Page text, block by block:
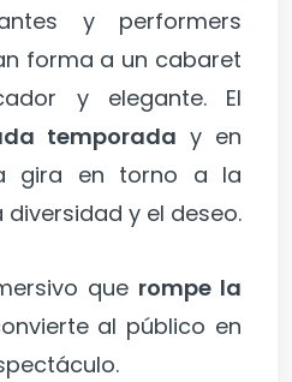
y performers
forma a un cabaret
y elegante. El
temporada y en
gira en torno a la
y el deseo.
que rompe la
al público en